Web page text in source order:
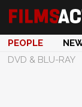
PEOPLE
DVD & BLU-RAY